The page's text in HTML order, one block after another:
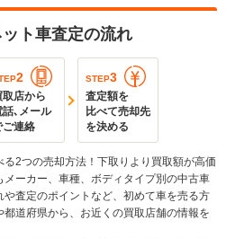
ト車査定の流れ
2
取店から
話､メール
ご連絡
STEP3
査定額を
比べて売却先
を決める
2つの売却方法！下取りより買取額が高価
ーカー、車種、ボディタイプ別の中古車
査定のポイントなど、初めて車を売る方
道府県から、お近くの買取店舗の情報を